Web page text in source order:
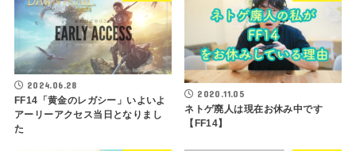
2024.06.28
FF14「黄金のレガシー」いよいよ
アーリーアクセス当日となりまし
た
2020.11.05
ネトゲ廃人は現在お休み中です
【FF14】